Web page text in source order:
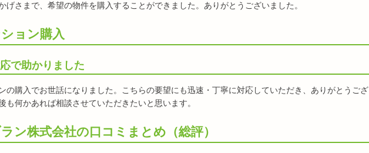
げさまで、希望の物件を購入することができました。ありがとうございました。
ョン購入
で助かりました
の購入でお世話になりました。こちらの要望にも迅速・丁寧に対応していただき、ありがとうござ
も何かあれば相談させていただきたいと思います。
ン株式会社の口コミまとめ（総評）